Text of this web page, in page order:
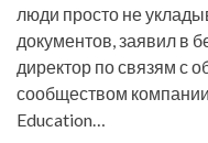
люди просто не
документов, заявил в
директор по связям с
сообществом
Education…